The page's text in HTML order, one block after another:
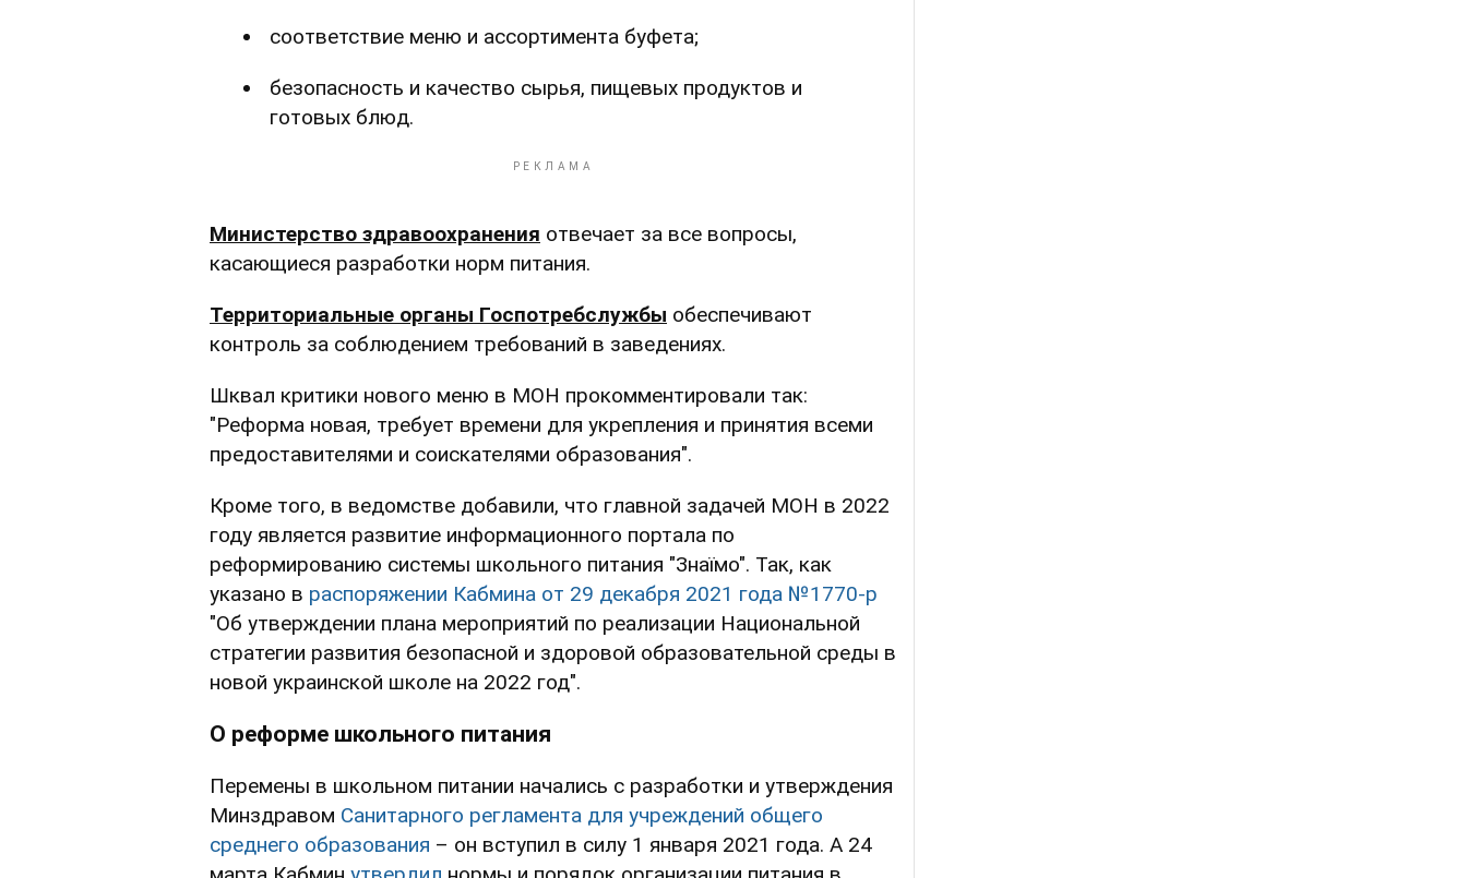
соответствие меню и ассортимента буфета;
безопасность и качество сырья, пищевых продуктов и
готовых блюд.
Министерство здравоохранения отвечает за все вопросы,
касающиеся разработки норм питания.
Территориальные органы Госпотребслужбы обеспечивают
контроль за соблюдением требований в заведениях.
Шквал критики нового меню в МОН прокомментировали так:
"Реформа новая, требует времени для укрепления и принятия всеми
предоставителями и соискателями образования".
Кроме того, в ведомстве добавили, что главной задачей МОН в 2022
году является развитие информационного портала по
реформированию системы школьного питания "Знаїмо". Так, как
указано в распоряжении Кабмина от 29 декабря 2021 года №1770-р
"Об утверждении плана мероприятий по реализации Национальной
стратегии развития безопасной и здоровой образовательной среды в
новой украинской школе на 2022 год".
О реформе школьного питания
Перемены в школьном питании начались с разработки и утверждения
Минздравом Санитарного регламента для учреждений общего
среднего образования – он вступил в силу 1 января 2021 года. А 24